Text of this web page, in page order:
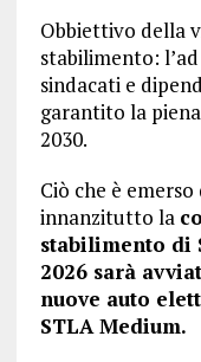
Obbiettivo della
stabilimento:
sindacati e
garantito la
2030.
Ciò che è
innanzitutto la
stabilimento di
2026 sarà
nuove auto
STLA Medium.